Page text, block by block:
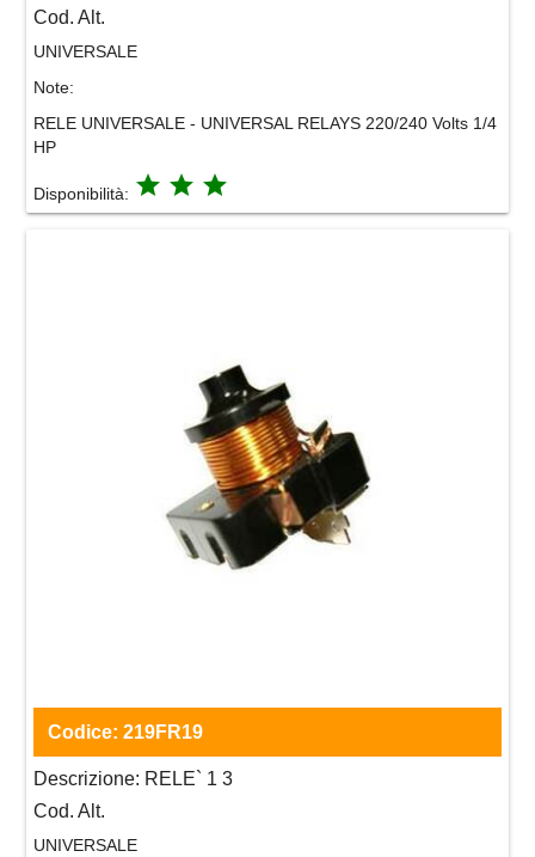
Cod. Alt.
UNIVERSALE
Note:
RELE UNIVERSALE - UNIVERSAL RELAYS 220/240 Volts 1/4
HP
Disponibilità: grade grade grade
Codice: 219FR19
Descrizione: RELE` 1 3
Cod. Alt.
UNIVERSALE